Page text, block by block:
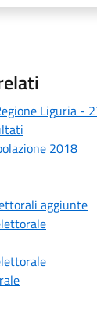
Liguria -
2018
aggiunte